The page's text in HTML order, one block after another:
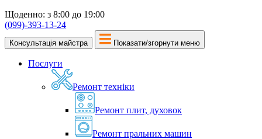
Щоденно: з 8:00 до 19:00
(099)-393-13-24
Консультація майстра Показати/згорнути меню
Послуги
Ремонт техніки
Ремонт плит, духовок
Ремонт пральних машин